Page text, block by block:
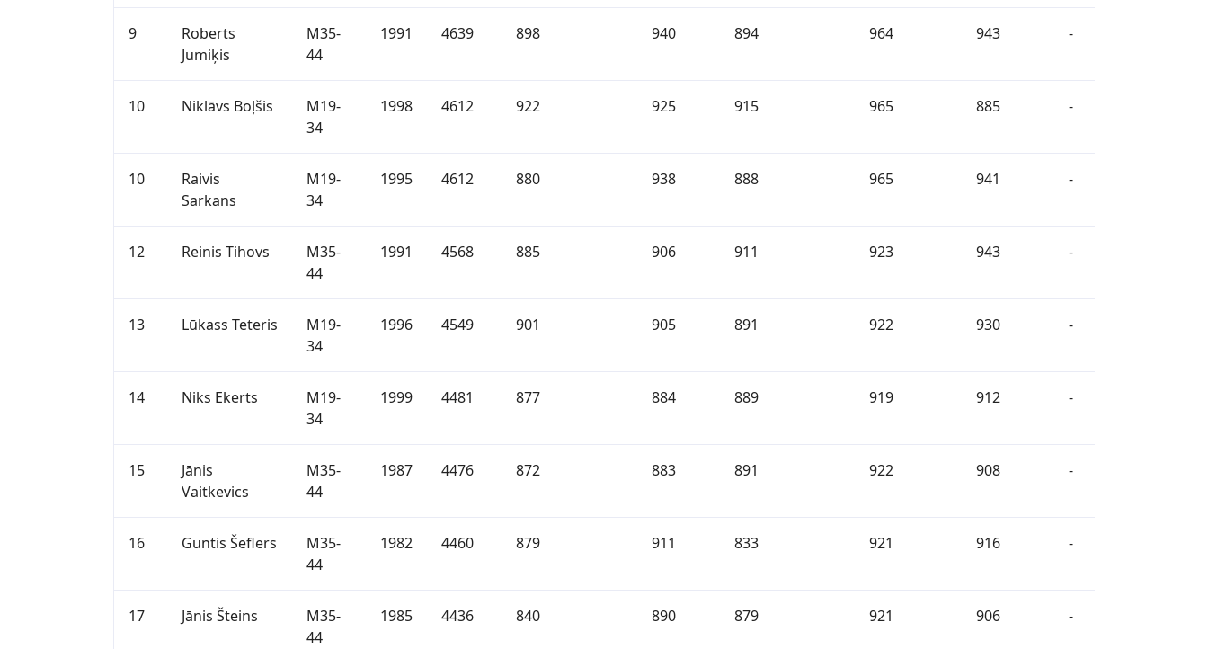
9
Roberts
Jumiķis
M35-
44
1991 4639 898 940 894 964 943 -
10 Niklāvs Boļšis
M19-
34
1998 4612 922 925 915 965 885 -
10
Raivis
Sarkans
M19-
34
1995 4612 880 938 888 965 941 -
12 Reinis Tihovs
M35-
44
1991 4568 885 906 911 923 943 -
13 Lūkass Teteris
M19-
34
1996 4549 901 905 891 922 930 -
14 Niks Ekerts
M19-
34
1999 4481 877 884 889 919 912 -
15
Jānis
Vaitkevics
M35-
44
1987 4476 872 883 891 922 908 -
16 Guntis Šeflers
M35-
44
1982 4460 879 911 833 921 916 -
17 Jānis Šteins
M35-
44
1985 4436 840 890 879 921 906 -